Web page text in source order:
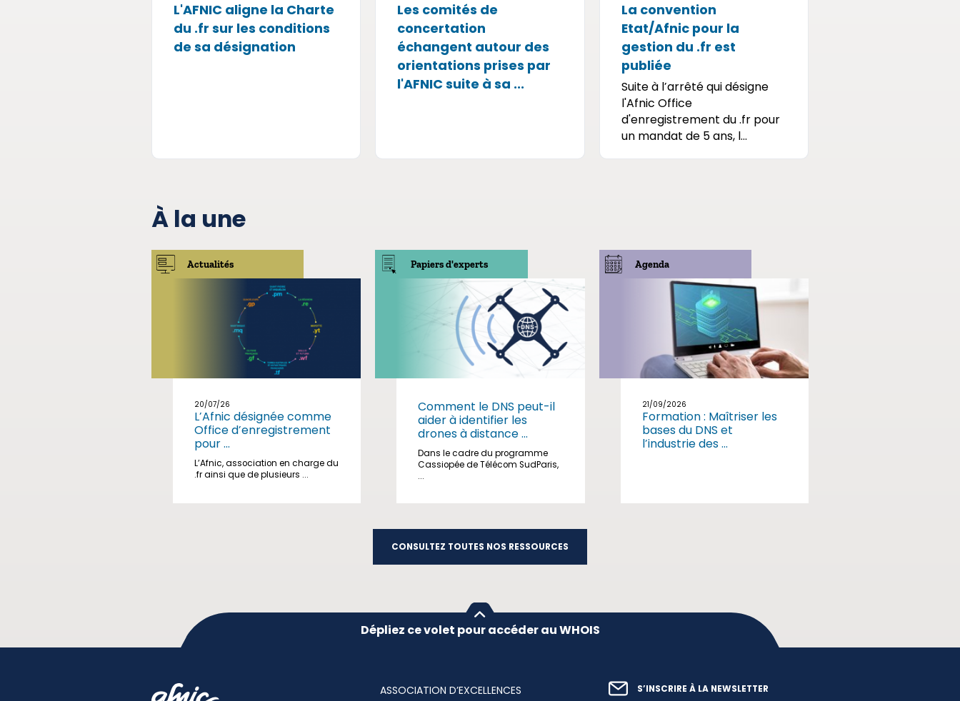
L'AFNIC aligne la Charte
du .fr sur les conditions
de sa désignation
Les comités de
concertation
échangent autour des
orientations prises par
l'AFNIC suite à sa ...
La convention
Etat/Afnic pour la
gestion du .fr est
publiée
Suite à l’arrêté qui désigne
l'Afnic Office
d'enregistrement du .fr pour
un mandat de 5 ans, l...
À la une
Actualités
20/07/26
L’Afnic désignée comme
Office d’enregistrement
pour ...
L’Afnic, association en charge du
.fr ainsi que de plusieurs ...
Papiers d'experts
Comment le DNS peut-il
aider à identifier les
drones à distance ...
Dans le cadre du programme
Cassiopée de Télécom SudParis,
...
Agenda
21/09/2026
Formation : Maîtriser les
bases du DNS et
l’industrie des ...
CONSULTEZ TOUTES NOS RESSOURCES
Dépliez ce volet pour accéder au WHOIS
ASSOCIATION D’EXCELLENCES S’INSCRIRE À LA NEWSLETTER